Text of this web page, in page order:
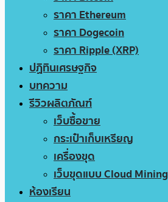
ราคา Ethereum
ราคา Dogecoin
ราคา Ripple (XRP)
ปฏิทินเศรษฐกิจ
บทความ
รีวิวผลิตภัณฑ์
เว็บซื้อขาย
กระเป๋าเก็บเหรียญ
เครื่องขุด
เว็บขุดแบบ Cloud Mining
ห้องเรียน